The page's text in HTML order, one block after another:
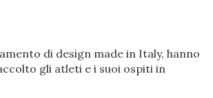
di design made in Italy, hanno
gli atleti e i suoi ospiti in